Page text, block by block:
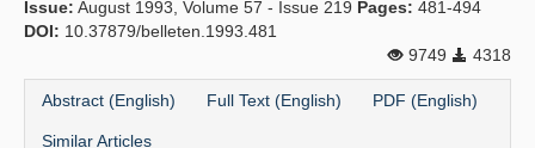
Issue: August 1993, Volume 57 - Issue 219 Pages: 481-494
DOI: 10.37879/belleten.1993.481
9749
4318
Abstract (English) Full Text (English) PDF (English)
Similar Articles